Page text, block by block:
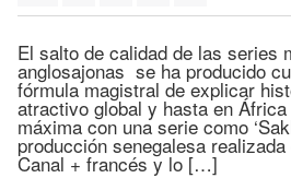
El salto de calidad de las series
anglosajonas se ha producido
fórmula magistral de explicar
atractivo global y hasta en
máxima con una serie como
producción senegalesa
Canal + francés y lo […]